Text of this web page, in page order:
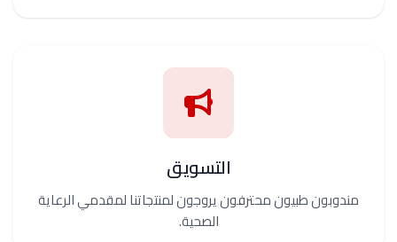
التسويق
مندوبون طبيون محترفون يروجون لمنتجاتنا لمقدمي الرعاية
الصحية.